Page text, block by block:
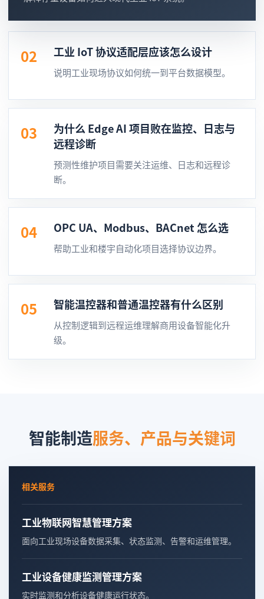
02 工业 IoT 协议适配层应该怎么设计
说明工业现场协议如何统一到平台数据模型。
03
为什么 Edge AI 项目败在监控、日志与
远程诊断
预测性维护项目需要关注运维、日志和远程诊
断。
04 OPC UA、Modbus、BACnet 怎么选
帮助工业和楼宇自动化项目选择协议边界。
05 智能温控器和普通温控器有什么区别
从控制逻辑到远程运维理解商用设备智能化升
级。
智能制造服务、产品与关键词
相关服务
工业物联网智慧管理方案
面向工业现场设备数据采集、状态监测、告警和运维管理。
工业设备健康监测管理方案
实时监测和分析设备健康运行状态。